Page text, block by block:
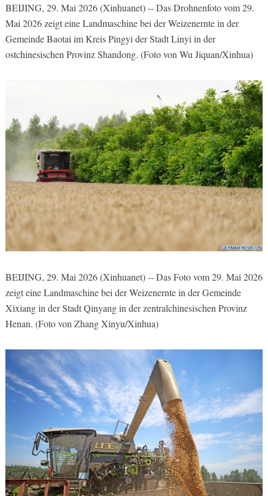
BEIJING, 29. Mai 2026 (Xinhuanet) -- Das Drohnenfoto vom 29.
Mai 2026 zeigt eine Landmaschine bei der Weizenernte in der
Gemeinde Baotai im Kreis Pingyi der Stadt Linyi in der
ostchinesischen Provinz Shandong. (Foto von Wu Jiquan/Xinhua)
BEIJING, 29. Mai 2026 (Xinhuanet) -- Das Foto vom 29. Mai 2026
zeigt eine Landmaschine bei der Weizenernte in der Gemeinde
Xixiang in der Stadt Qinyang in der zentralchinesischen Provinz
Henan. (Foto von Zhang Xinyu/Xinhua)